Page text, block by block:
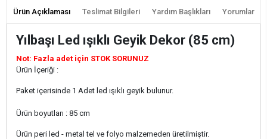
Ürün Açıklaması Teslimat Bilgileri Yardım Başlıkları Yorumlar
Yılbaşı Led ışıklı Geyik Dekor (85 cm)
Not: Fazla adet için STOK SORUNUZ
Ürün İçeriği :
Paket içerisinde 1 Adet led ışıklı geyik bulunur.
Ürün boyutları : 85 cm
Ürün peri led - metal tel ve folyo malzemeden üretilmiştir.